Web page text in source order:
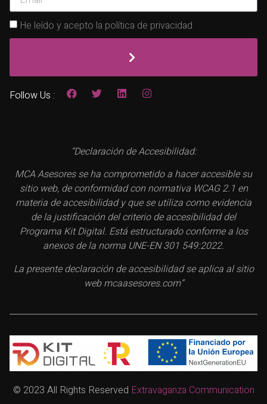
He leído y acepto la política de privacidad
Follow Us :
“Declaración de Accesibilidad:
MCA Asesores se ha comprometido a hacer accesible su
sitio web, de conformidad con normativa WCAG 2.1 en
materia de accesibilidad y que se utiliza como evidencia
de la justificación del criterio de accesibilidad del
Programa Kit Digital. Está estructurado conforme a los
anexos de la norma UNE-EN 301 549:2022.
La presente declaración de accesibilidad se aplica al sitio
web mcaasesores.com”
© 2023 All Rights Reserved Extravaganza Communication